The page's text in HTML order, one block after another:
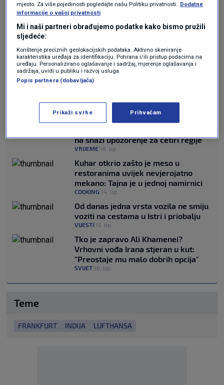
Podaci praćenja leta pokazali su da je
zrakoplov bio u zraku gotovo dva sata i letio je
iznad bugarskog zračnog prostora kada se
okrenuo blizu obale Crnog mora.
Let je izvorno trebao stići u Hyderabad u 1:20
po lokalnom vremenu u ponedjeljak.
na snazi upozorenje za četiri regije
VRIJEME 16. lip.
Kuhar otkrio zašto je meso u
restoranima uvijek nevjerojatno
mekano: Tajna je u jednoj namirnici
COOKING 14. lip.
Od danas jedna vrsta vozila ne smiju
voziti na cestama u Istri i priobalju
VIJESTI 15. lip.
Tko je zapravo Ali Khamenei?
Vrhovni vođa Irana stjeran u kut:
"Preostaje mu malo dobrih opcija"
SVIJET 16. lip.
Teme
FRANKFURT INDIJA LUFTHANSA
mjesto. Za više pojedinosti pogledajte našu Politiku privatnosti. Dodatne
informacije o vašoj privatnosti
Mi i naši partneri obrađujemo podatke kako bismo pružili
sljedeće:
Korištenje preciznih geolokacijskih podataka. Aktivno skeniranje
karakteristika uređaja za identifikaciju. Pohrana i/ili pristup podacima na
uređaju. Personalizirano oglašavanje i sadržaj, mjerenje oglašavanja i
sadržaja, uvidi u publiku i razvoj usluga.
Popis partnera (dobavljača)
Prikaži svrhe Prihvaćam